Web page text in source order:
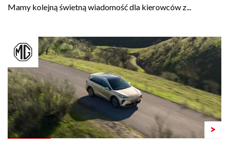
Mamy kolejną świetną wiadomość dla kierowców z...
>